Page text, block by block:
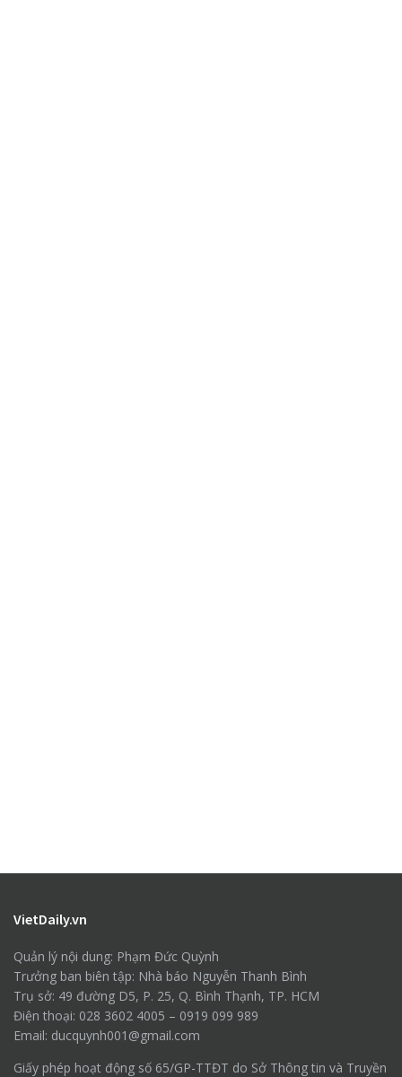
VietDaily.vn
Quản lý nội dung: Phạm Đức Quỳnh
Trưởng ban biên tập: Nhà báo Nguyễn Thanh Bình
Trụ sở: 49 đường D5, P. 25, Q. Bình Thạnh, TP. HCM
Điện thoại: 028 3602 4005 – 0919 099 989
Email: ducquynh001@gmail.com
Giấy phép hoạt động số 65/GP-TTĐT do Sở Thông tin và Truyền